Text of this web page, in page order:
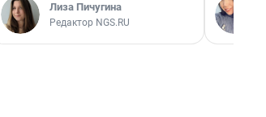
Лиза Пичугина
Редактор NGS.RU